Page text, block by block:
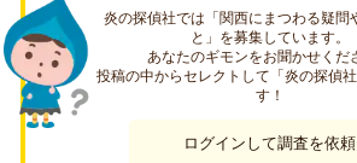
炎の探偵社では「関西にまつわる疑問
と」を募集しています。
あなたのギモンをお聞かせくだ
投稿の中からセレクトして「炎の探偵
す！
ログインして調査を依頼